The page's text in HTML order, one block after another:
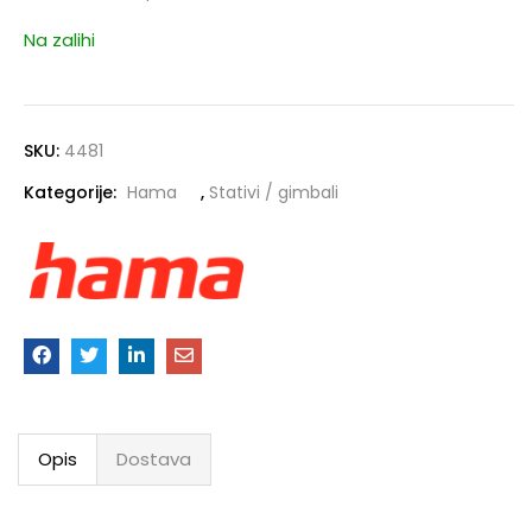
Na zalihi
SKU: 4481
Kategorije: Hama , Stativi / gimbali
Opis Dostava